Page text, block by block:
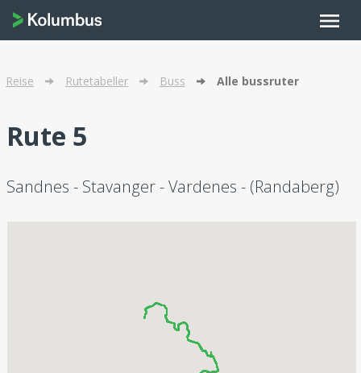
menu
Reise Rutetabeller Buss Alle bussruter
Rute 5
Sandnes - Stavanger - Vardenes - (Randaberg)